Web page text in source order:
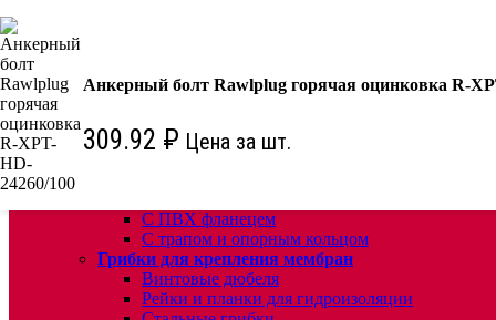
КРЕПЕЖ:
Водосточные воронки
Комплектующие для кровельных воронок
Кровельные воронки с листвоуловителем
Воронки с листвоуловителем и обжимным
С ПВХ фланецем
С трапом и опорным кольцом
Грибки для крепления мембран
Винтовые дюбеля
Рейки и планки для гидроизоляции
Анкерный болт Rawlplug горячая оцинковка R-
309.92 ₽ Цена за шт.